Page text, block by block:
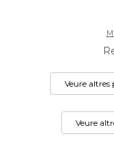
Veure altres
Veure